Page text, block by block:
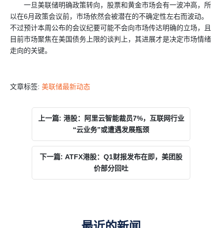
一旦美联储明确政策转向，股票和黄金市场会有一波冲高，所
以在6月政策会议前，市场依然会被潜在的不确定性左右而波动。
不过预计本周公布的会议纪要可能不会向市场传达明确的立场，且
目前市场聚焦在美国债务上限的谈判上，其进展才是决定市场情绪
走向的关键。
文章标签: 美联储最新动态
上一篇: 港股：阿里云智能裁员7%，互联网行业
“云业务”或遭遇发展瓶颈
下一篇: ATFX港股：Q1财报发布在即，美团股
价部分回吐